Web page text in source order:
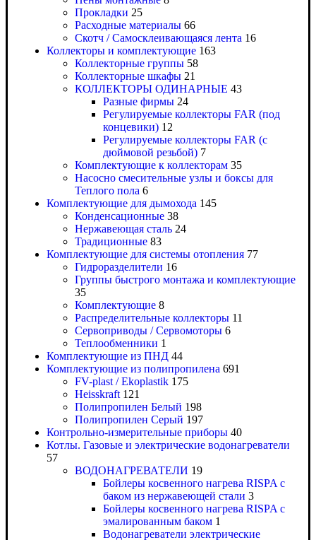
Прокладки 25
Расходные материалы 66
Скотч / Самосклеивающаяся лента 16
Коллекторы и комплектующие 163
Коллекторные группы 58
Коллекторные шкафы 21
КОЛЛЕКТОРЫ ОДИНАРНЫЕ 43
Разные фирмы 24
Регулируемые коллекторы FAR (под
концевики) 12
Регулируемые коллекторы FAR (с
дюймовой резьбой) 7
Комплектующие к коллекторам 35
Насосно смесительные узлы и боксы для
Теплого пола 6
Комплектующие для дымохода 145
Конденсационные 38
Нержавеющая сталь 24
Традиционные 83
Комплектующие для системы отопления 77
Гидроразделители 16
Группы быстрого монтажа и комплектующие
35
Комплектующие 8
Распределительные коллекторы 11
Сервоприводы / Сервомоторы 6
Теплообменники 1
Комплектующие из ПНД 44
Комплектующие из полипропилена 691
FV-plast / Ekoplastik 175
Heisskraft 121
Полипропилен Белый 198
Полипропилен Серый 197
Контрольно-измерительные приборы 40
Котлы. Газовые и электрические водонагреватели
57
ВОДОНАГРЕВАТЕЛИ 19
Бойлеры косвенного нагрева RISPA с
баком из нержавеющей стали 3
Бойлеры косвенного нагрева RISPA с
эмалированным баком 1
Водонагреватели электрические